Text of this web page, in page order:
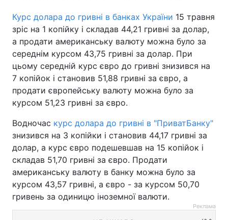
Курс долара до гривні в банках України 15 травня
зріс на 1 копійку і складав 44,21 гривні за долар,
а продати американську валюту можна було за
середнім курсом 43,75 гривні за долар. При
цьому середній курс євро до гривні знизився на
7 копійок і становив 51,88 гривні за євро, а
продати європейську валюту можна було за
курсом 51,23 гривні за євро.
Водночас курс долара до гривні в "ПриватБанку"
знизився на 3 копійки і становив 44,17 гривні за
долар, а курс євро подешевшав на 15 копійок і
складав 51,70 гривні за євро. Продати
американську валюту в банку можна було за
курсом 43,57 гривні, а євро - за курсом 50,70
гривень за одиницю іноземної валюти.
Реклама